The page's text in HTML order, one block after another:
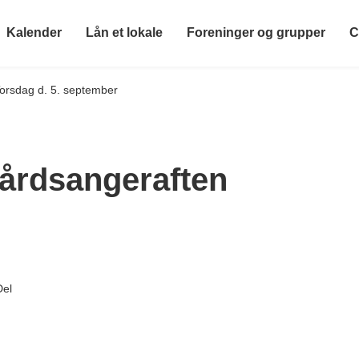
Kalender Lån et lokale Foreninger og grupper
d. 5. september